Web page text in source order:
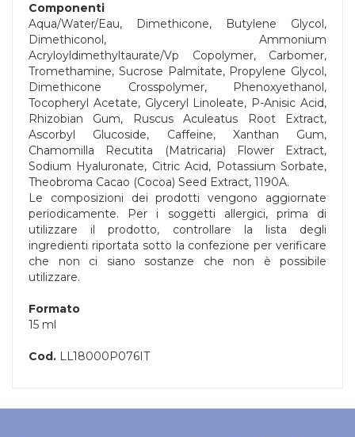
Componenti
Aqua/Water/Eau, Dimethicone, Butylene Glycol,
Dimethiconol, Ammonium
Acryloyldimethyltaurate/Vp Copolymer, Carbomer,
Tromethamine, Sucrose Palmitate, Propylene Glycol,
Dimethicone Crosspolymer, Phenoxyethanol,
Tocopheryl Acetate, Glyceryl Linoleate, P-Anisic Acid,
Rhizobian Gum, Ruscus Aculeatus Root Extract,
Ascorbyl Glucoside, Caffeine, Xanthan Gum,
Chamomilla Recutita (Matricaria) Flower Extract,
Sodium Hyaluronate, Citric Acid, Potassium Sorbate,
Theobroma Cacao (Cocoa) Seed Extract, 1190A.
Le composizioni dei prodotti vengono aggiornate
periodicamente. Per i soggetti allergici, prima di
utilizzare il prodotto, controllare la lista degli
ingredienti riportata sotto la confezione per verificare
che non ci siano sostanze che non è possibile
utilizzare.
Formato
15 ml
Cod. LL18000P076IT